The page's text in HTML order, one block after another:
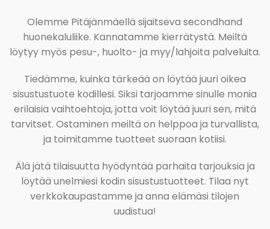
Olemme Pitäjänmäellä sijaitseva secondhand
huonekaluliike. Kannatamme kierrätystä. Meiltä
löytyy myös pesu-, huolto- ja myy/lahjoita palveluita.
Tiedämme, kuinka tärkeää on löytää juuri oikea
sisustustuote kodillesi. Siksi tarjoamme sinulle monia
erilaisia vaihtoehtoja, jotta voit löytää juuri sen, mitä
tarvitset. Ostaminen meiltä on helppoa ja turvallista,
ja toimitamme tuotteet suoraan kotiisi.
Älä jätä tilaisuutta hyödyntää parhaita tarjouksia ja
löytää unelmiesi kodin sisustustuotteet. Tilaa nyt
verkkokaupastamme ja anna elämäsi tilojen
uudistua!